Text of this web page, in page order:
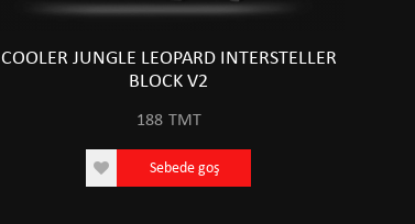
COOLER JUNGLE LEOPARD INTERSTELLER
BLOCK V2
188 TMT
Sebede goş